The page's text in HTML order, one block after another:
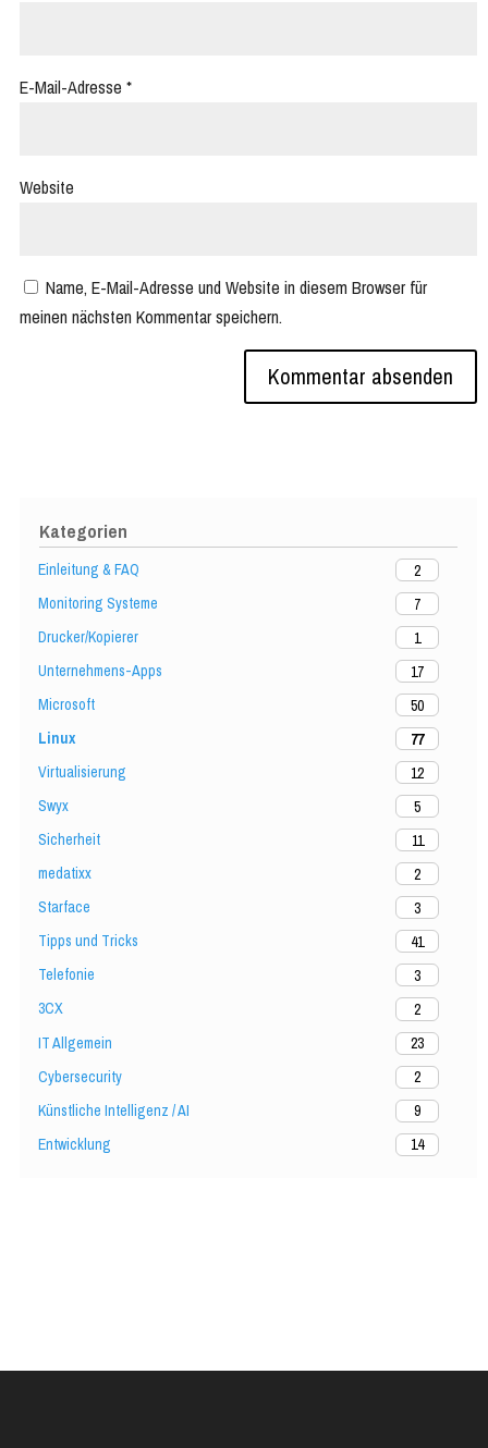
Kategorien
Einleitung & FAQ
2
Monitoring Systeme
7
Drucker/Kopierer
1
Unternehmens-Apps
17
Microsoft
50
Linux
77
Virtualisierung
12
Swyx
5
Sicherheit
11
medatixx
2
Starface
3
Tipps und Tricks
41
Telefonie
3
3CX
2
IT Allgemein
23
Cybersecurity
2
Künstliche Intelligenz / AI
9
Entwicklung
14
E-Mail-Adresse *
Website
Name, E-Mail-Adresse und Website in diesem Browser für
meinen nächsten Kommentar speichern.